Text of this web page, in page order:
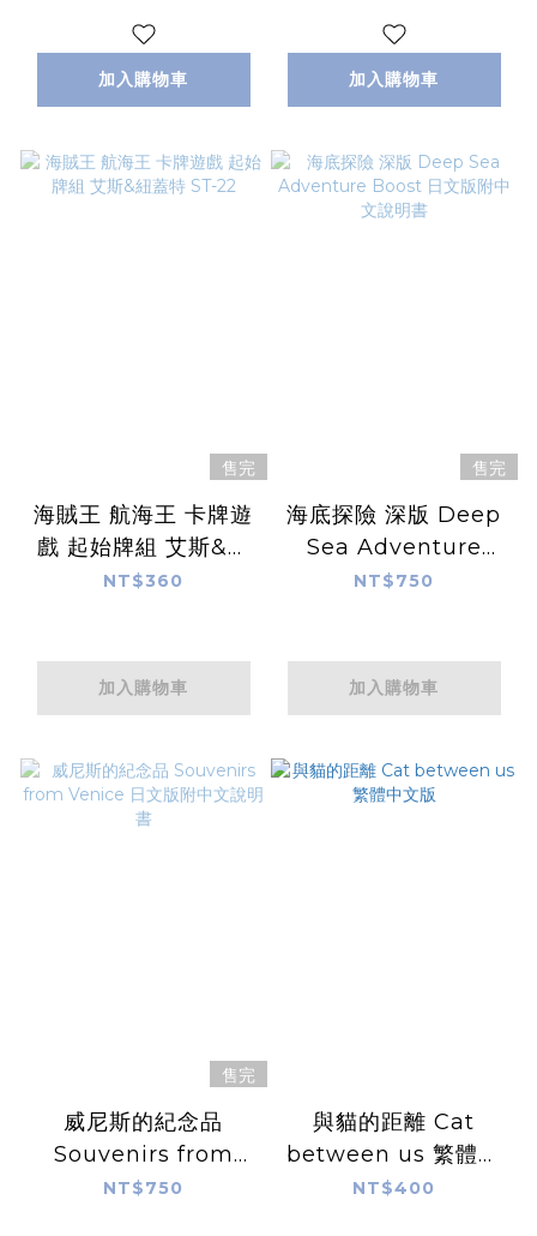
加入購物車 加入購物車
售完
海賊王 航海王 卡牌遊
戲 起始牌組 艾斯&紐
蓋特 ST-22
NT$360
加入購物車
售完
海底探險 深版 Deep
Sea Adventure
Boost 日文版附中文
NT$750
加入購物車
售完
威尼斯的紀念品
Souvenirs from
Venice 日文版附中文
NT$750
與貓的距離 Cat
between us 繁體中
文版
NT$400